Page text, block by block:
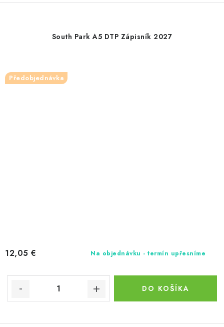
South Park A5 DTP Zápisník 2027
Předobjednávka
Na objednávku - termín upřesníme
12,05 €
DO KOŠÍKA